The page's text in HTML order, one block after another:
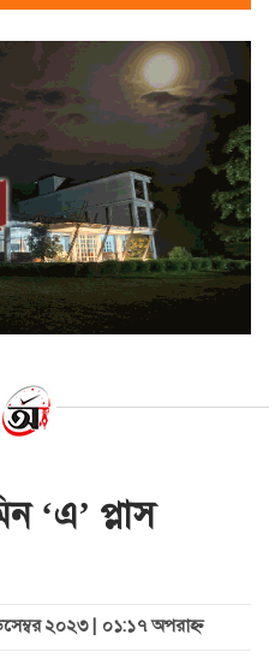
‘এ’ প্লাস
২০২৩ | ০১:১৭ অপরাহ্ণ